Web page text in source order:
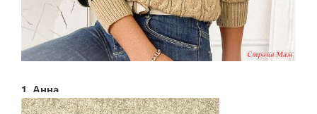
1. Анна